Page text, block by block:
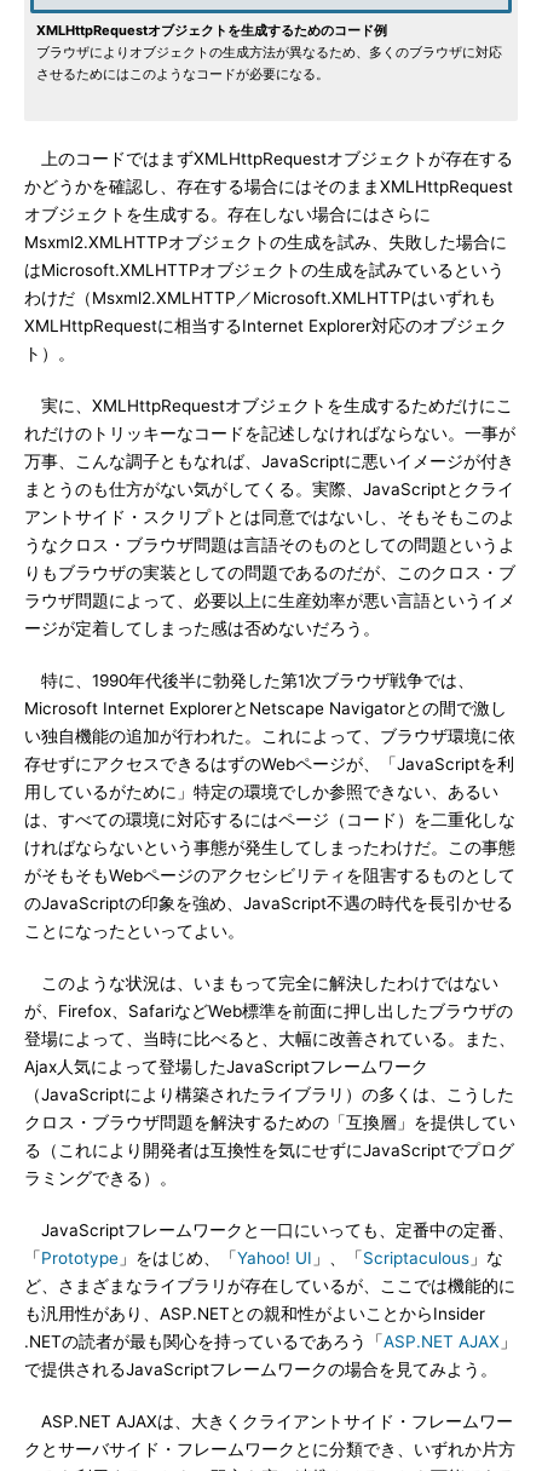
XMLHttpRequestオブジェクトを生成するためのコード例
ブラウザによりオブジェクトの生成方法が異なるため、多くのブラウザに対応
させるためにはこのようなコードが必要になる。
上のコードではまずXMLHttpRequestオブジェクトが存在する
かどうかを確認し、存在する場合にはそのままXMLHttpRequest
オブジェクトを生成する。存在しない場合にはさらに
Msxml2.XMLHTTPオブジェクトの生成を試み、失敗した場合に
はMicrosoft.XMLHTTPオブジェクトの生成を試みているという
わけだ（Msxml2.XMLHTTP／Microsoft.XMLHTTPはいずれも
XMLHttpRequestに相当するInternet Explorer対応のオブジェク
ト）。
実に、XMLHttpRequestオブジェクトを生成するためだけにこ
れだけのトリッキーなコードを記述しなければならない。一事が
万事、こんな調子ともなれば、JavaScriptに悪いイメージが付き
まとうのも仕方がない気がしてくる。実際、JavaScriptとクライ
アントサイド・スクリプトとは同意ではないし、そもそもこのよ
うなクロス・ブラウザ問題は言語そのものとしての問題というよ
りもブラウザの実装としての問題であるのだが、このクロス・ブ
ラウザ問題によって、必要以上に生産効率が悪い言語というイメ
ージが定着してしまった感は否めないだろう。
特に、1990年代後半に勃発した第1次ブラウザ戦争では、
Microsoft Internet ExplorerとNetscape Navigatorとの間で激し
い独自機能の追加が行われた。これによって、ブラウザ環境に依
存せずにアクセスできるはずのWebページが、「JavaScriptを利
用しているがために」特定の環境でしか参照できない、あるい
は、すべての環境に対応するにはページ（コード）を二重化しな
ければならないという事態が発生してしまったわけだ。この事態
がそもそもWebページのアクセシビリティを阻害するものとして
のJavaScriptの印象を強め、JavaScript不遇の時代を長引かせる
ことになったといってよい。
このような状況は、いまもって完全に解決したわけではない
が、Firefox、SafariなどWeb標準を前面に押し出したブラウザの
登場によって、当時に比べると、大幅に改善されている。また、
Ajax人気によって登場したJavaScriptフレームワーク
（JavaScriptにより構築されたライブラリ）の多くは、こうした
クロス・ブラウザ問題を解決するための「互換層」を提供してい
る（これにより開発者は互換性を気にせずにJavaScriptでプログ
ラミングできる）。
JavaScriptフレームワークと一口にいっても、定番中の定番、
「Prototype 」をはじめ、「Yahoo! UI 」、「Scriptaculous 」な
ど、さまざまなライブラリが存在しているが、ここでは機能的に
も汎用性があり、ASP.NETとの親和性がよいことからInsider
.NETの読者が最も関心を持っているであろう「ASP.NET AJAX 」
で提供されるJavaScriptフレームワークの場合を見てみよう。
ASP.NET AJAXは、大きくクライアントサイド・フレームワー
クとサーバサイド・フレームワークとに分類でき、いずれか片方